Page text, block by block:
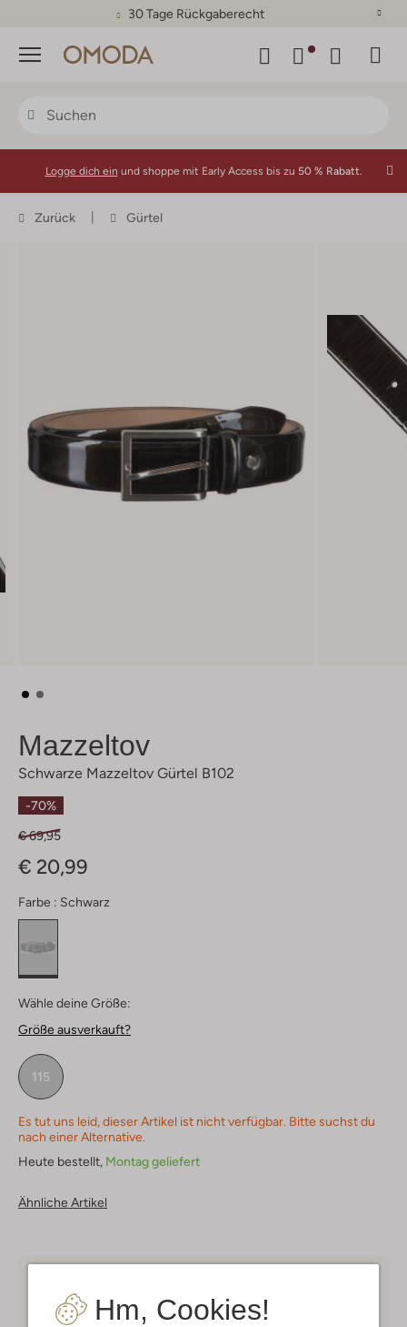
30 Tage Rückgaberecht
Menü
Hm, Cookies!
Logge dich ein und shoppe mit Early Access bis zu 50 % Rabatt.
Zurück Gürtel
Mazzeltov
Schwarze Mazzeltov Gürtel B102
-70%
€ 69,95
€ 20,99
Farbe : Schwarz
Wähle deine Größe:
Größe ausverkauft?
115
Es tut uns leid, dieser Artikel ist nicht verfügbar. Bitte suchst du
nach einer Alternative.
Heute bestellt, Montag geliefert
Ähnliche Artikel
Mitglieder in Deutschland